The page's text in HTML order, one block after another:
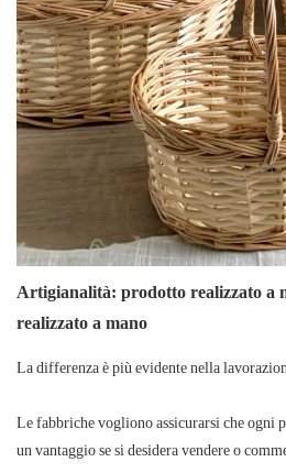
Artigianalità: prodotto realizzato a
realizzato a mano
La differenza è più evidente nella
Le fabbrichevogliono assicurarsi che ogni
un vantaggio se si desidera vendere o